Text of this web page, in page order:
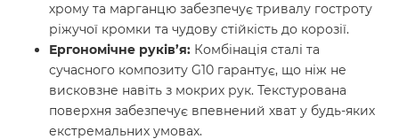
хрому та марганцю забезпечує тривалу гостроту
ріжучої кромки та чудову стійкість до корозії.
Ергономічне руків’я: Комбінація сталі та
сучасного композиту G10 гарантує, що ніж не
висковзне навіть з мокрих рук. Текстурована
поверхня забезпечує впевнений хват у будь-яких
екстремальних умовах.